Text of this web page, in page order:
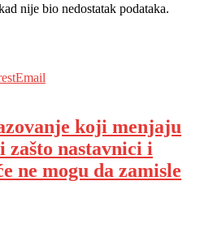
nije bio nedostatak podataka.
Email
koji menjaju
zašto nastavnici i
ne mogu da zamisle